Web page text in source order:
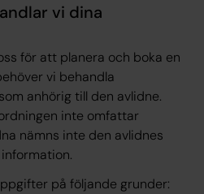
vi dina
för att planera och boka en
vi behandla
anhörig till den avlidne.
inte omfattar
nämns inte den avlidnes
på följande grunder: